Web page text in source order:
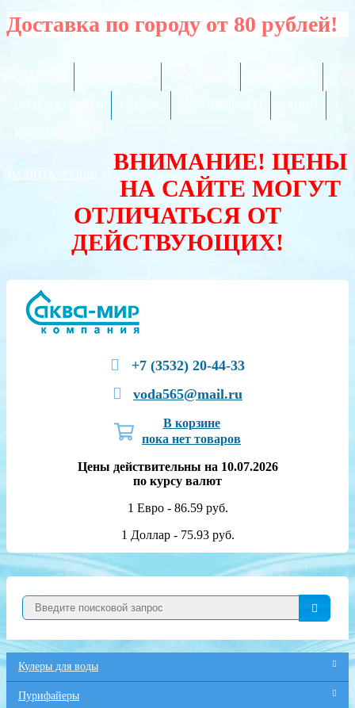
Доставка по городу от 80 рублей!
ВАЛЮТА:
ВНИМАНИЕ! ЦЕНЫ
НА САЙТЕ МОГУТ
ОТЛИЧАТЬСЯ ОТ
ДЕЙСТВУЮЩИХ!
+7 (3532) 20-44-33
voda565@mail.ru
В корзине
пока нет товаров
Цены действительны на 10.07.2026
по курсу валют
1 Евро - 86.59 руб.
1 Доллар - 75.93 руб.
Кулеры для воды
Пурифайеры